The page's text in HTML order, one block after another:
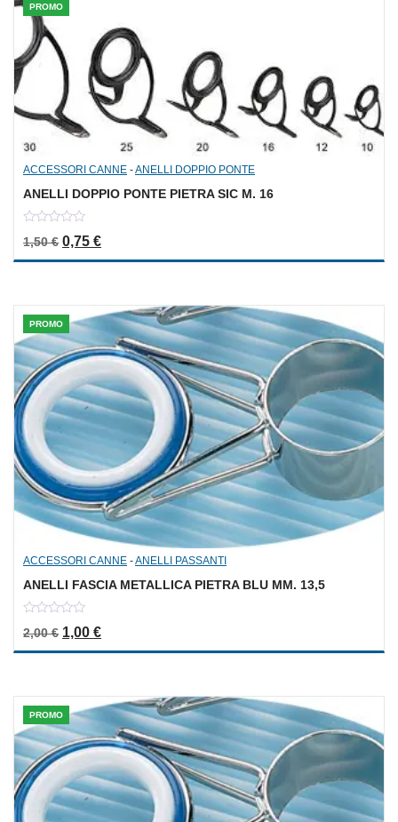
PROMO
ACCESSORI CANNE -ANELLI DOPPIO PONTE
ANELLI DOPPIO PONTE PIETRA SIC M. 16
out
of
1,50€ Il prezzo originale era: 1,50 €.
0,75 €Il prezzo attuale è: 0,75 €.
PROMO
ACCESSORI CANNE -ANELLI PASSANTI
ANELLI FASCIA METALLICA PIETRA BLU MM. 13,5
out
2,00€ Il prezzo originale era: 2,00 €.
1,00 €Il prezzo attuale è: 1,00 €.
PROMO